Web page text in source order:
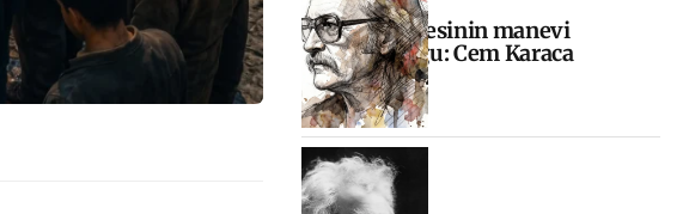
Halkın sesinin manevi
yolculuğu: Cem Karaca